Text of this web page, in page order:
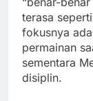
terasa
fokusnya
permainan
sementara
disiplin.